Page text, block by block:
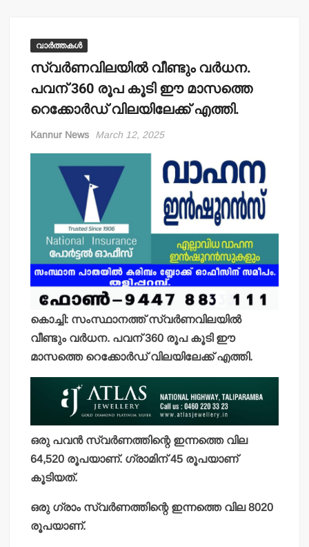
വാർത്തകൾ
സ്വര്‍ണവിലയില്‍ വീണ്ടും വര്‍ധന.
പവന് 360 രൂപ കൂടി ഈ മാസത്തെ
റെക്കോര്‍ഡ് വിലയിലേക്ക് എത്തി.
Kannur News March 12, 2025
കൊച്ചി: സംസ്ഥാനത്ത് സ്വര്‍ണവിലയില്‍
വീണ്ടും വര്‍ധന. പവന് 360 രൂപ കൂടി ഈ
മാസത്തെ റെക്കോര്‍ഡ് വിലയിലേക്ക് എത്തി.
ഒരു പവന്‍ സ്വര്‍ണത്തിന്റെ ഇന്നത്തെ വില
64,520 രൂപയാണ്. ഗ്രാമിന് 45 രൂപയാണ്
കൂടിയത്.
ഒരു ഗ്രാം സ്വര്‍ണത്തിന്റെ ഇന്നത്തെ വില 8020
രൂപയാണ്.